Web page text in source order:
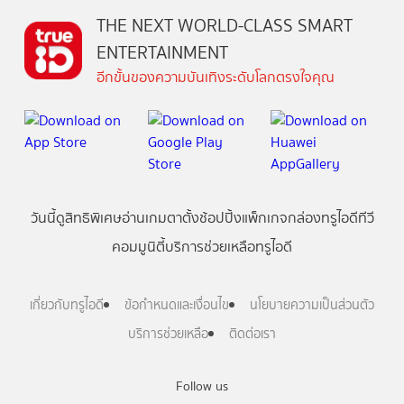
Follow us
THE NEXT WORLD-CLASS SMART
ENTERTAINMENT
อีกขั้นของความบันเทิงระดับโลกตรงใจคุณ
วันนี้ดูสิทธิพิเศษอ่านเกมตาตั้งช้อปปิ้งแพ็กเกจกล่องทรูไอดีทีวี
คอมมูนิตี้บริการช่วยเหลือทรูไอดี
เกี่ยวกับทรูไอดี ข้อกำหนดและเงื่อนไข
นโยบายความเป็นส่วนตัว
บริการช่วยเหลือ
ติดต่อเรา